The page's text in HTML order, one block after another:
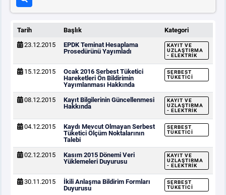
Tarih Başlık
Kategori
23.12.2015
EPDK Teminat Hesaplama
Prosedürünü Yayımladı
KAYIT VE
UZLAŞTIRMA
- ELEKTRIK
15.12.2015
Ocak 2016 Serbest Tüketici
Hareketleri Ön Bildirimin
Yayımlanması Hakkında
SERBEST
TÜKETICI
08.12.2015
Kayıt Bilgilerinin Güncellenmesi
Hakkında
KAYIT VE
UZLAŞTIRMA
- ELEKTRIK
04.12.2015
Kaydı Mevcut Olmayan Serbest
Tüketici Ölçüm Noktalarının
Talebi
SERBEST
TÜKETICI
02.12.2015
Kasım 2015 Dönemi Veri
Yüklemeleri Duyurusu
KAYIT VE
UZLAŞTIRMA
- ELEKTRIK
30.11.2015
İkili Anlaşma Bildirim Formları
Duyurusu
SERBEST
TÜKETICI